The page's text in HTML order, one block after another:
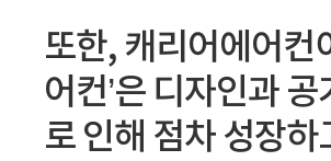
또한, 캐리어에어컨
어컨’은 디자인과
로 인해 점차 성장